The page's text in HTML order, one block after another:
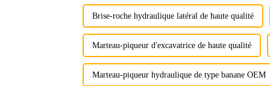
Brise-roche hydraulique latéral de haute qualité
Marteau-piqueur d'excavatrice de haute qualité
Marteau-piqueur hydraulique de type banane OEM